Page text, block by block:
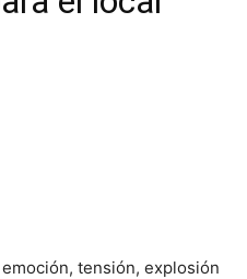
tensión, explosión